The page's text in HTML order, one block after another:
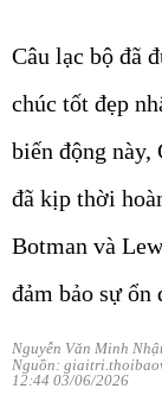
Câu lạc bộ đã
chúc tốt đẹp
biến động này,
đã kịp thời
Botman và
đảm bảo sự
Nguyễn Văn Minh
Nguồn:
12:44 03/06/2026